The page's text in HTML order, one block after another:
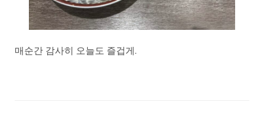
매순간 감사히 오늘도 즐겁게.